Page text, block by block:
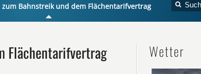
zum Bahnstreik und dem Flächentarifvertrag
Flächentarifvertrag Wetter